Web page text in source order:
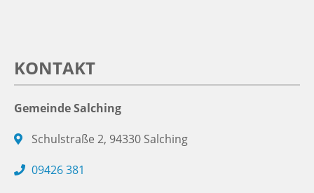
KONTAKT
Gemeinde Salching
Schulstraße 2, 94330 Salching
09426 381